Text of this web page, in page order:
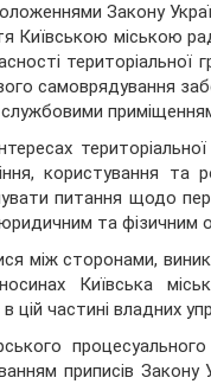
Закону
Київською міською
самоврядування
користування та
питання щодо
та фізичним
між сторонами,
Київська
частині владних
приписів